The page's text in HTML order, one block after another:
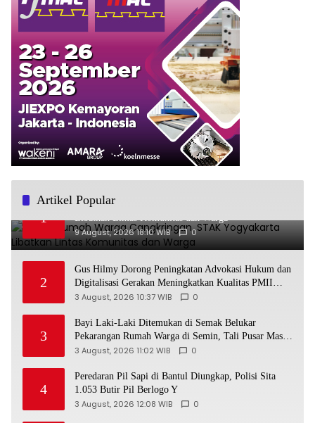
Artikel Popular
1
Bedah Rumah Warga Cangkringan, STAK Yogyakarta
9 August, 2026 18:10 WIB 0
2
Gus Hilmy Dorong Peningkatan Advokasi Hukum dan
Digitalisasi Gerakan Meningkatkan Kualitas PMII
DIY
3 August, 2026 10:37 WIB 0
3
Bayi Laki-Laki Ditemukan di Semak Belukar
Pekarangan Rumah Warga di Semin, Tali Pusar Masih
Menempel
3 August, 2026 11:02 WIB 0
4
Peredaran Pil Sapi di Bantul Diungkap, Polisi Sita
1.053 Butir Pil Berlogo Y
3 August, 2026 12:08 WIB 0